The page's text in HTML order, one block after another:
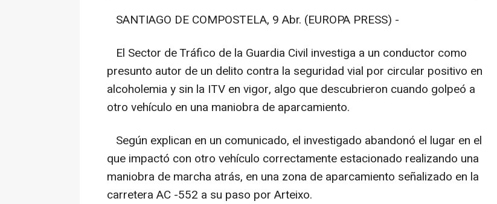
SANTIAGO DE COMPOSTELA, 9 Abr. (EUROPA PRESS) -
El Sector de Tráfico de la Guardia Civil investiga a un conductor como
presunto autor de un delito contra la seguridad vial por circular positivo en
alcoholemia y sin la ITV en vigor, algo que descubrieron cuando golpeó a
otro vehículo en una maniobra de aparcamiento.
Según explican en un comunicado, el investigado abandonó el lugar en el
que impactó con otro vehículo correctamente estacionado realizando una
maniobra de marcha atrás, en una zona de aparcamiento señalizado en la
carretera AC -552 a su paso por Arteixo.